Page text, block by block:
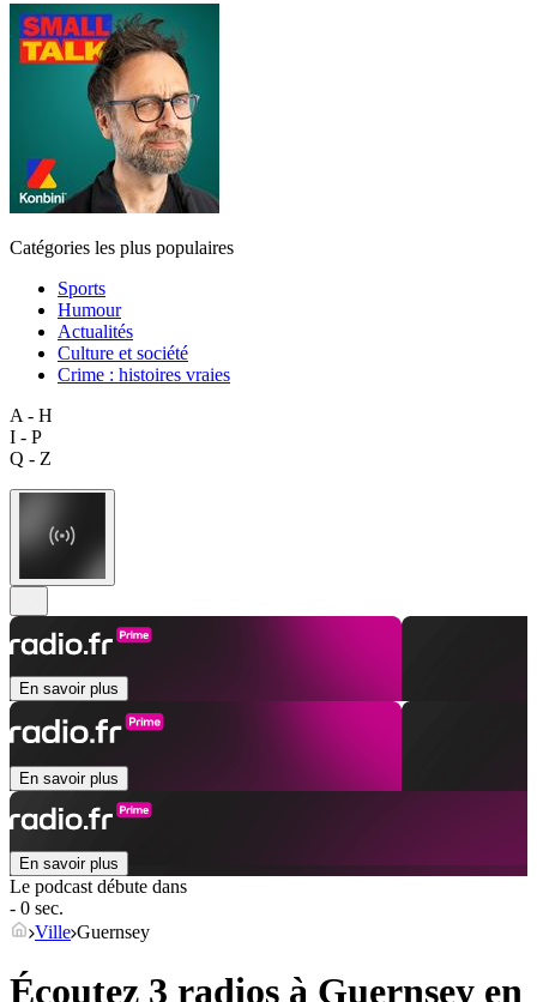
Catégories les plus populaires
Sports
Humour
Actualités
Culture et société
Crime : histoires vraies
A - H
I - P
Q - Z
En savoir plus
En savoir plus
En savoir plus
Le podcast débute dans
- 0 sec.
Ville Guernsey
Écoutez 3 radios à Guernsey en